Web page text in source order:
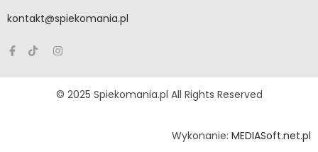
kontakt@spiekomania.pl
© 2025 Spiekomania.pl All Rights Reserved
Wykonanie: MEDIASoft.net.pl